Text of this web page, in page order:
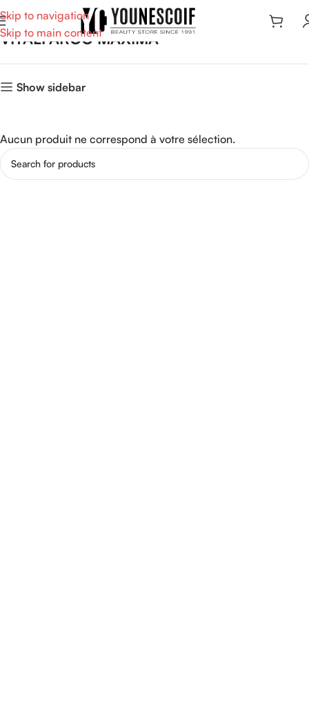
Skip to navigation
Skip to main content
VITALFARCO MAXIMA
Show sidebar
Aucun produit ne correspond à votre sélection.